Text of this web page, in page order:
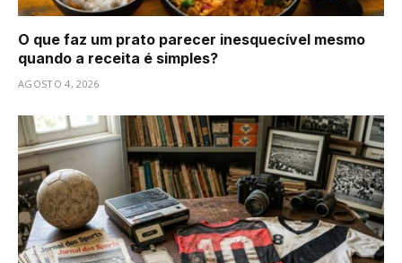
O que faz um prato parecer inesquecível mesmo
quando a receita é simples?
AGOSTO 4, 2026